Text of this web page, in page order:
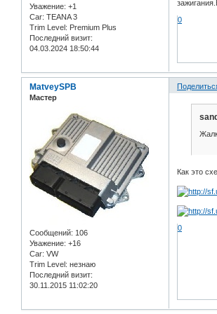
Уважение: +1
Car: TEANA 3
Trim Level: Premium Plus
Последний визит:
04.03.2024 18:50:44
0
MatveySPB
Мастер
Сообщений: 106
Уважение: +16
Car: VW
Trim Level: незнаю
Последний визит:
30.11.2015 11:02:20
Как это
0